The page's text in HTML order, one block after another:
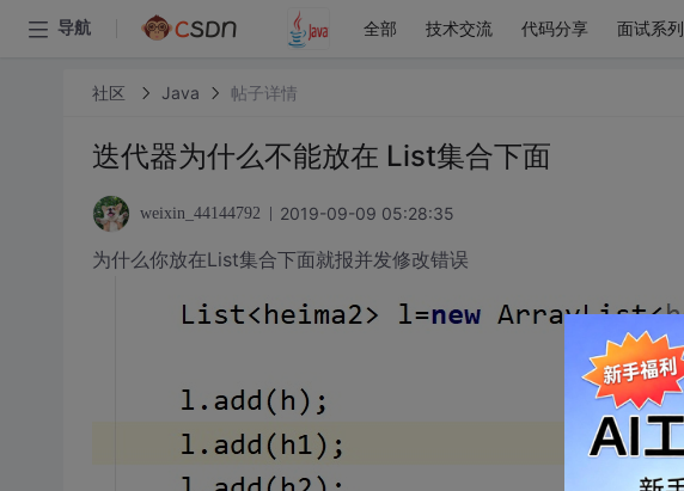
导航 全部 技术交流 代码分享 面试系列
社区 Java 帖子详情
迭代器为什么不能放在 List集合下面
weixin_44144792 2019-09-09 05:28:35
为什么你放在List集合下面就报并发修改错误